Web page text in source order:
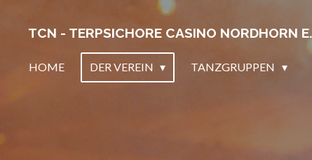
Hauptinhalt
TCN - TERPSICHORE CASINO NORDHORN
HOME DER VEREIN TANZGRUPPEN